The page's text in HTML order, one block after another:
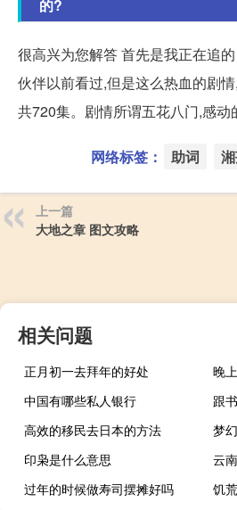
的?
很高兴为您解答 首先是我正在追
伙伴以前看过,但是这么热血的剧
共720集。剧情所谓五花八门,感动
网络标签： 助词
上一篇
大地之章 图文攻略
相关问题
正月初一去拜年的好处
晚
中国有哪些私人银行
跟
高效的移民去日本的方法
梦
印枭是什么意思
云
过年的时候做寿司摆摊好吗
饥